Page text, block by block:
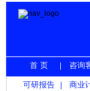
首 页 咨询
可研报告 商业